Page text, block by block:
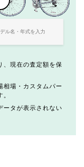
、現在の査定額を保
相場・カスタムパー
ータが表示されない